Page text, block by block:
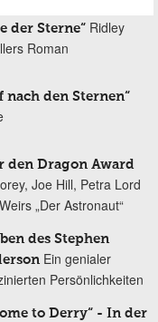
der Sterne“ Ridley
Roman
nach den Sternen“
den Dragon Award
Joe Hill, Petra Lord
„Der Astronaut“
des Stephen
Ein genialer
Persönlichkeiten
to Derry“ - In der